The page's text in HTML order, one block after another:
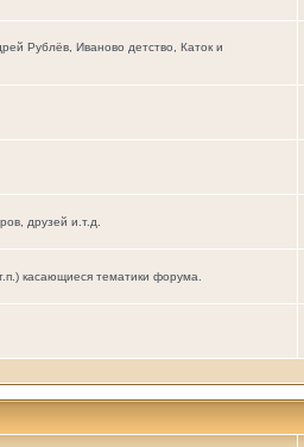
Рублёв, Иваново детство, Каток и
друзей и.т.д.
касающиеся тематики форума.